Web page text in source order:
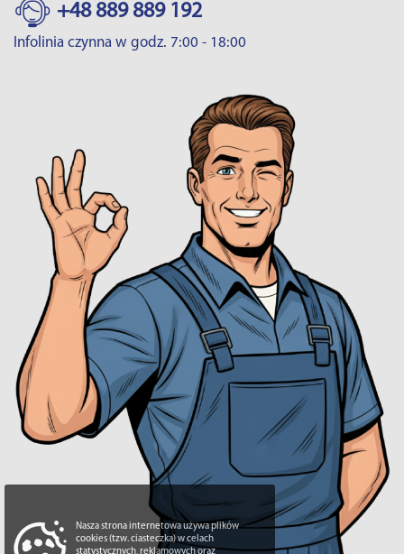
+48 889 889 192
Infolinia czynna w godz. 7:00 - 18:00
Nasza strona internetowa używa plików
cookies (tzw. ciasteczka) w celach
statystycznych, reklamowych oraz